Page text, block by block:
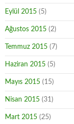
Eylül 2015 (5)
Ağustos 2015 (2)
Temmuz 2015 (7)
Haziran 2015 (5)
Mayıs 2015 (15)
Nisan 2015 (31)
Mart 2015 (25)